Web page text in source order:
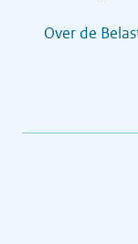
Over de